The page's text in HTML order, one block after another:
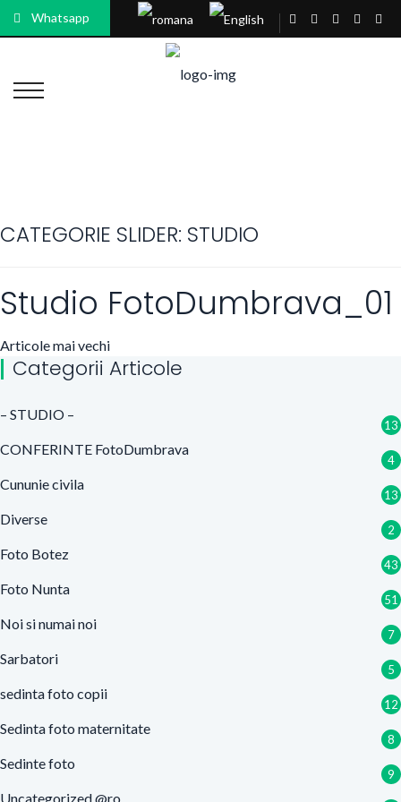
Whatsapp
CATEGORIE SLIDER: STUDIO
Studio FotoDumbrava_01
Navigare
în
articole
Articole mai vechi
Categorii Articole
– STUDIO –
13
CONFERINTE FotoDumbrava
4
Cununie civila
13
Diverse
2
Foto Botez
43
Foto Nunta
51
Noi si numai noi
7
Sarbatori
5
sedinta foto copii
12
Sedinta foto maternitate
8
Sedinte foto
9
Uncategorized @ro